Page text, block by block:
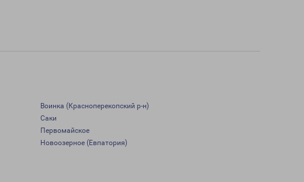
Воинка (Красноперекопский р-н)
Саки
Первомайское
Новоозерное (Евпатория)